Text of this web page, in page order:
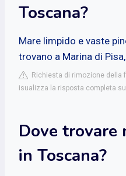
Toscana?
Mare limpido e vaste
trovano a Marina di
Richiesta di rimozione della
isualizza la risposta completa
Dove trovare
in Toscana?